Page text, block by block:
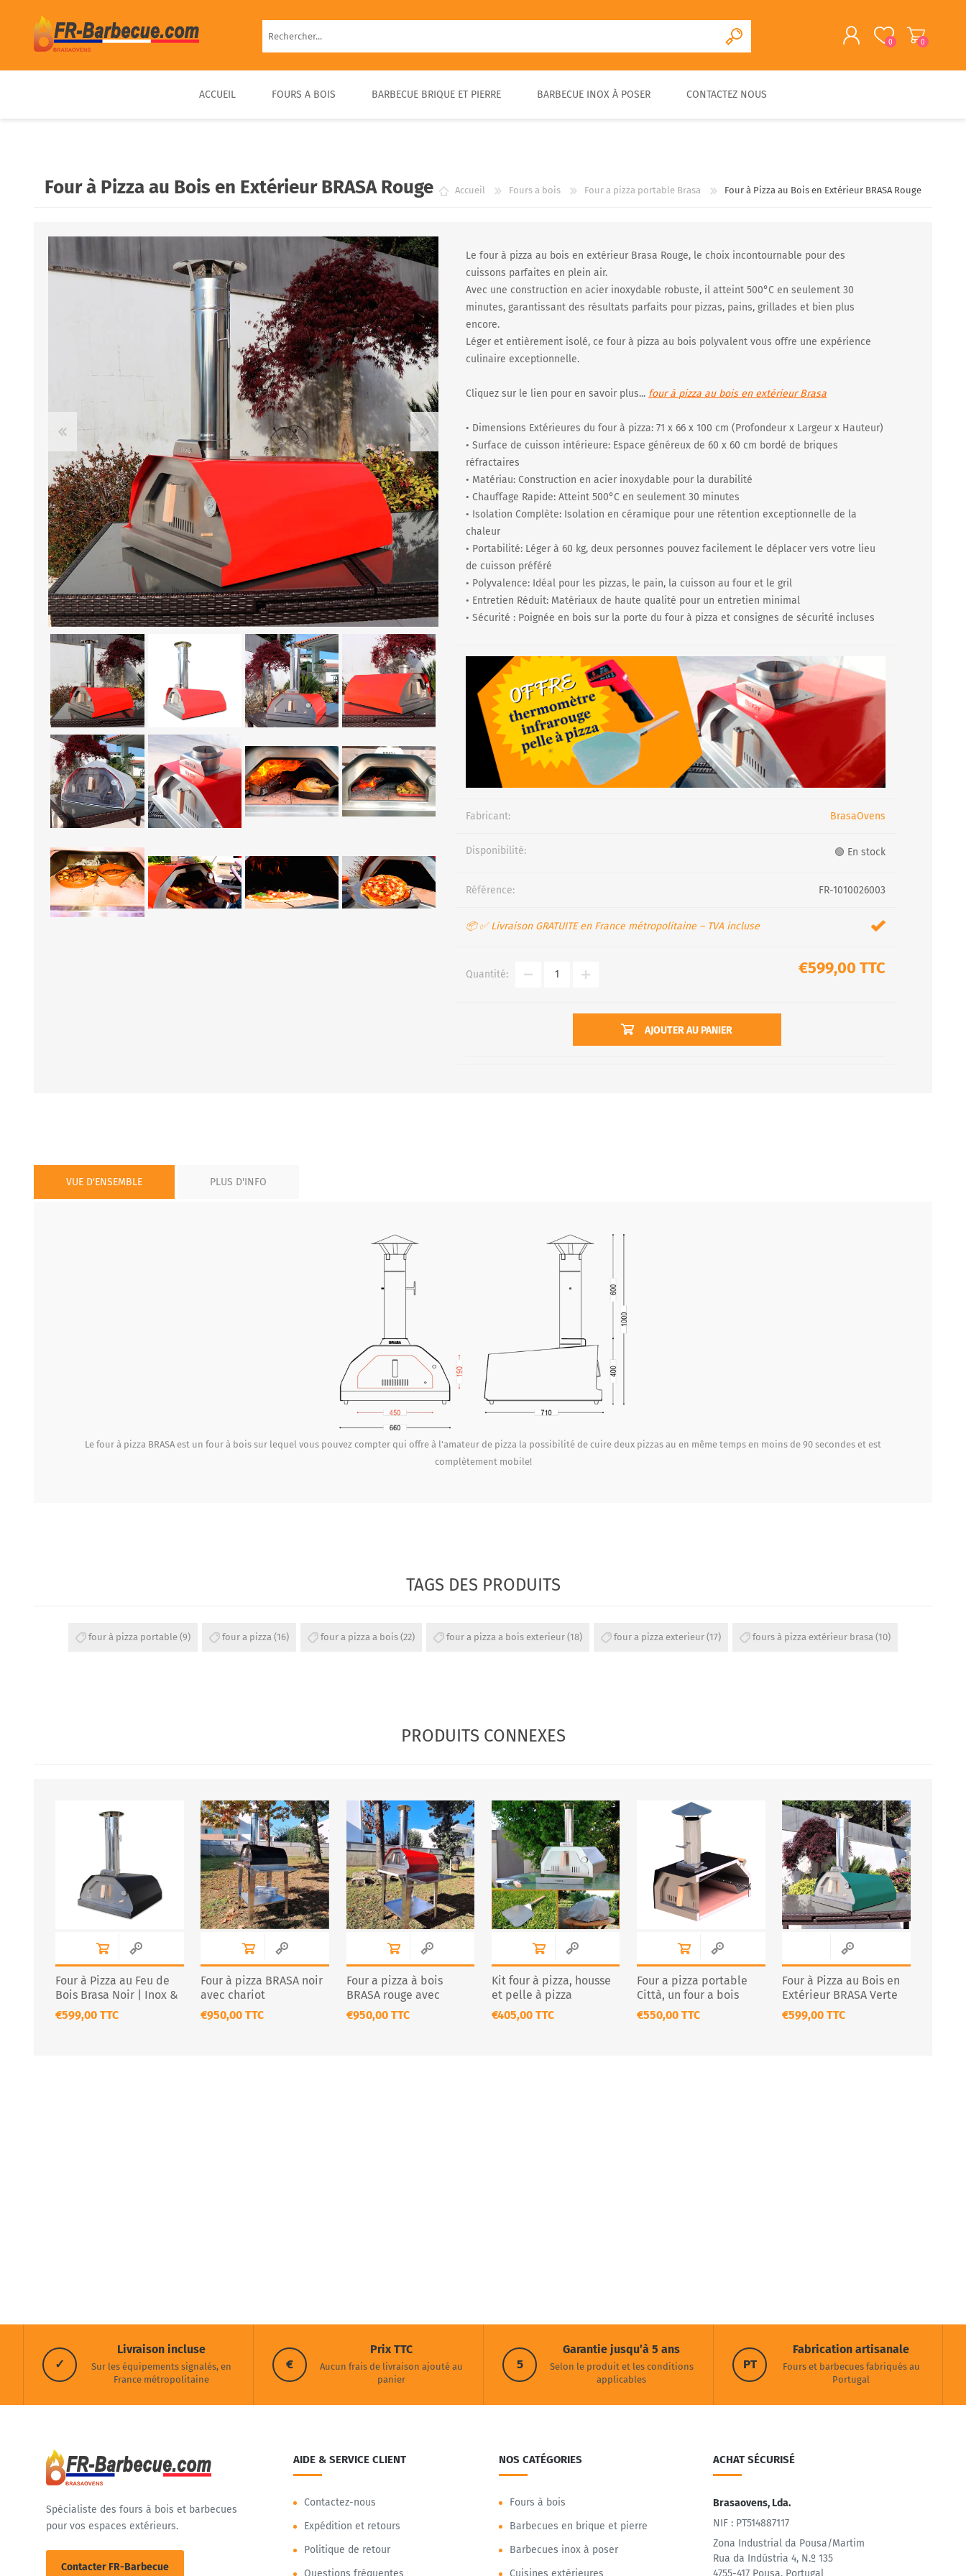
S'ENREGISTRER
0 0
ACCUEIL FOURS A BOIS
D’EXTÉRIEUR COMPACT &
PORTABLE
PRÊT À UTILISER
Four à pizza au gaz FUMUS
Rouge 80, 100, 120
Four à pizza au gaz FUMUS
Blanc 80, 100, 120
Four à pizza au gaz FUMUS
Noir 80, 100, 120
ACCESSOIRES POUR FOUR
À BOIS
BARBECUE BRIQUE ET PIERRE BARBECUE INOX À POSER CONTACTEZ NOUS
Accueil Fours a bois Four a pizza portable Brasa Four à Pizza au Bois en Extérieur BRASA Rouge
Four à Pizza au Bois en Extérieur BRASA Rouge
Le four à pizza au bois en extérieur Brasa Rouge, le choix incontournable pour des
cuissons parfaites en plein air.
Avec une construction en acier inoxydable robuste, il atteint 500°C en seulement 30
minutes, garantissant des résultats parfaits pour pizzas, pains, grillades et bien plus
encore.
Léger et entièrement isolé, ce four à pizza au bois polyvalent vous offre une expérience
culinaire exceptionnelle.
Cliquez sur le lien pour en savoir plus... four à pizza au bois en extérieur Brasa
• Dimensions Extérieures du four à pizza: 71 x 66 x 100 cm (Profondeur x Largeur x Hauteur)
• Surface de cuisson intérieure: Espace généreux de 60 x 60 cm bordé de briques
réfractaires
• Matériau: Construction en acier inoxydable pour la durabilité
• Chauffage Rapide: Atteint 500°C en seulement 30 minutes
• Isolation Complète: Isolation en céramique pour une rétention exceptionnelle de la
chaleur
• Portabilité: Léger à 60 kg, deux personnes pouvez facilement le déplacer vers votre lieu
de cuisson préféré
• Polyvalence: Idéal pour les pizzas, le pain, la cuisson au four et le gril
• Entretien Réduit: Matériaux de haute qualité pour un entretien minimal
• Sécurité : Poignée en bois sur la porte du four à pizza et consignes de sécurité incluses
Fabricant: BrasaOvens
Disponibilité: 🟢 En stock
Référence: FR-1010026003
📦 ✅ Livraison GRATUITE en France métropolitaine – TVA incluse
€599,00 TTC
Quantité:
AJOUTER AU PANIER
VUE D'ENSEMBLE PLUS D'INFO
Le four à pizza BRASA est un four à bois sur lequel vous pouvez compter qui offre à l'amateur de pizza la possibilité de cuire deux pizzas au en même temps en moins de 90 secondes et est
complètement mobile!
TAGS DES PRODUITS
four à pizza portable (9) four a pizza (16) four a pizza a bois (22) four a pizza a bois exterieur (18) four a pizza exterieur (17) fours à pizza extérieur brasa (10)
PRODUITS CONNEXES
Four à Pizza au Feu de
Bois Brasa Noir | Inox &
Portable
€599,00 TTC
Four à pizza BRASA noir
avec chariot
€950,00 TTC
Four a pizza à bois
BRASA rouge avec
chariot
€950,00 TTC
Kit four à pizza, housse
et pelle à pizza
€405,00 TTC
Four a pizza portable
Città, un four a bois
€550,00 TTC
Four à Pizza au Bois en
Extérieur BRASA Verte
€599,00 TTC
✓
Livraison incluse
Sur les équipements signalés, en
France métropolitaine
€
Prix TTC
Aucun frais de livraison ajouté au
panier
5
Garantie jusqu’à 5 ans
Selon le produit et les conditions
applicables
PT
Fabrication artisanale
Fours et barbecues fabriqués au
Portugal
Spécialiste des fours à bois et barbecues
pour vos espaces extérieurs.
Contacter FR-Barbecue
AIDE & SERVICE CLIENT
Contactez-nous
Expédition et retours
Politique de retour
Questions fréquentes
NOS CATÉGORIES
Fours à bois
Barbecues en brique et pierre
Barbecues inox à poser
Cuisines extérieures
ACHAT SÉCURISÉ
Brasaovens, Lda.
NIF : PT514887117
Zona Industrial da Pousa/Martim
Rua da Indústria 4, N.º 135
4755-417 Pousa, Portugal